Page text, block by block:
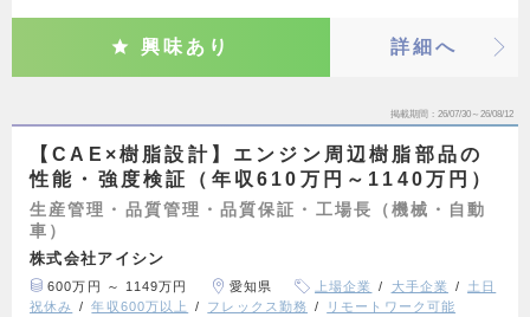
興味あり 詳細へ
掲載期間 26/07/30～26/08/12
【CAE×樹脂設計】エンジン周辺樹脂部品の
性能・強度検証（年収610万円～1140万円）
生産管理・品質管理・品質保証・工場長（機械・自動
車）
株式会社アイシン
600万円 ～ 1149万円 愛知県 上場企業 大手企業
土日
祝休み
年収600万以上 フレックス勤務 リモートワーク可能